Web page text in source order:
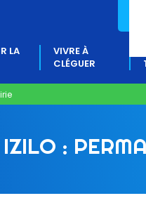
LA
VIVRE À
CLÉGUER
: